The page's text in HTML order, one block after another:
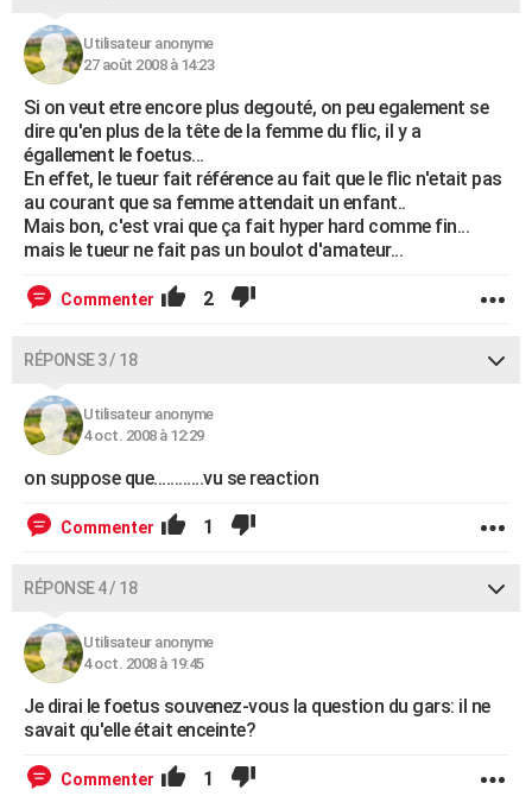
Utilisateur anonyme
27 août 2008 à 14:23
Si on veut etre encore plus degouté, on peu egalement se
dire qu'en plus de la tête de la femme du flic, il y a
égallement le foetus...
En effet, le tueur fait référence au fait que le flic n'etait pas
au courant que sa femme attendait un enfant..
Mais bon, c'est vrai que ça fait hyper hard comme fin...
mais le tueur ne fait pas un boulot d'amateur...
Commenter 2
RÉPONSE 3 / 18
Utilisateur anonyme
4 oct. 2008 à 12:29
on suppose que............vu se reaction
Commenter 1
RÉPONSE 4 / 18
Utilisateur anonyme
4 oct. 2008 à 19:45
Je dirai le foetus souvenez-vous la question du gars: il ne
savait qu'elle était enceinte?
Commenter 1